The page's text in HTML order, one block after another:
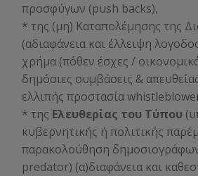
προσφύγων (push backs),
* της (μη) Καταπολέμησης της
(αδιαφάνεια και έλλειψη
χρήμα (πόθεν έσχες /
δημόσιες συμβάσεις &
ελλιπής προστασία
* της Ελευθερίας του Τύπου
κυβερνητικής ή πολιτικής
παρακολούθηση
predator) (α)διαφάνεια και